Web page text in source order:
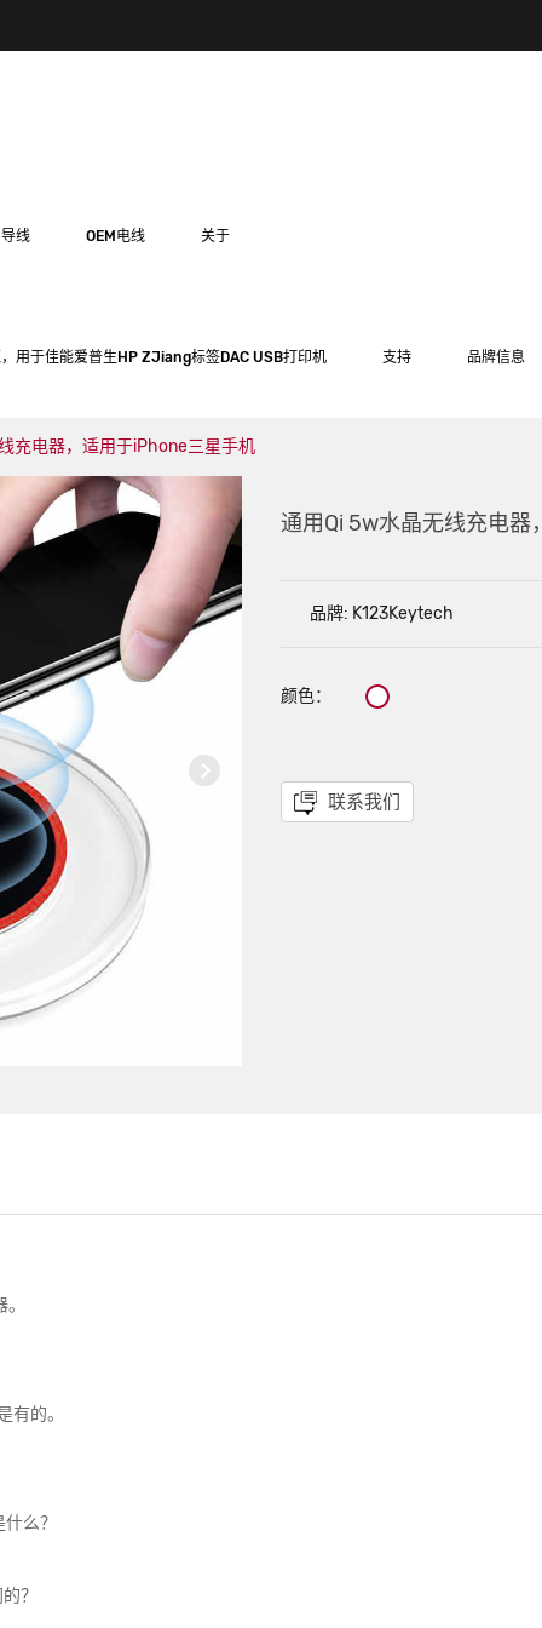
线 OEM电线 关于
用于佳能爱普生HP ZJiang标签DAC USB打印机 支持 品牌信息
充电器，适用于iPhone三星手机
通用Qi 5w水晶无线充电
品牌: K123Keytech
颜色：
联系我们
有的。
么？
？